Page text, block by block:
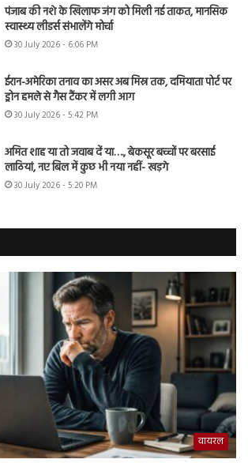
पंजाब की नशे के खिलाफ जंग को मिली नई ताकत, मानसिक
स्वास्थ्य लीडर्स संभालेंगे मोर्चा
30 July 2026 - 6:06 PM
ईरान-अमेरिका तनाव का असर अब मिस्र तक, दमियाता पोर्ट पर
ड्रोन हमले से गैस टैंकर में लगी आग
30 July 2026 - 5:42 PM
अमित शाह या तो जवाब दें या…., बेकसूर बच्चों पर बरसाई
लाठियां, नए बिल में कुछ भी नया नहीं- खड़गे
30 July 2026 - 5:20 PM
वायरल